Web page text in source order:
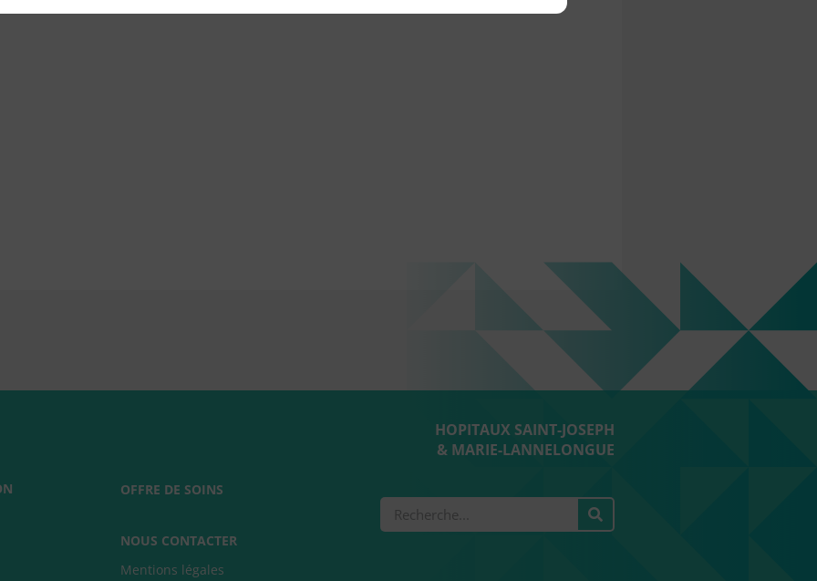
OFFRE DE SOINS
NOUS CONTACTER
Mentions légales
HOPITAUX SAINT-JOSEPH
& MARIE-LANNELONGUE
Rechercher